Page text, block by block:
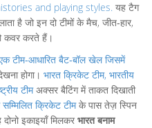
and playing styles. यह टैग
है जो इन दो टीमों के मैच, जीत‑हार,
कवर करते हैं।
टीम‑आधारित बैट‑बॉल खेल जिसमें
होगा। भारत क्रिकेट टीम, भारतीय
टीमअक्सर बैटिंग में ताकत दिखाती
क्रिकेट टीमके पास तेज़ स्पिन
इकाइयाँ मिलकर भारत बनाम